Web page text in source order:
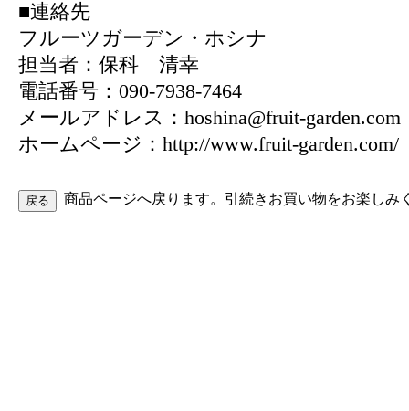
■連絡先
フルーツガーデン・ホシナ
担当者：保科 清幸
電話番号：090-7938-7464
メールアドレス：hoshina@fruit-garden.com
ホームページ：http://www.fruit-garden.com/
商品ページへ戻ります。引続きお買い物をお楽しみ